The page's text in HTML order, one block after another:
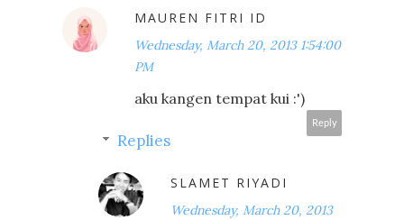
MAUREN FITRI ID
Wednesday, March 20, 2013 1:54:00
PM
aku kangen tempat kui :')
Reply
Replies
SLAMET RIYADI
Wednesday, March 20, 2013